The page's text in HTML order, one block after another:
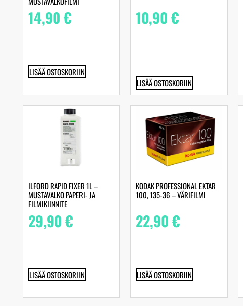
14,90€
LISÄÄ OSTOSKORIIN
10,90€
LISÄÄ OSTOSKORIIN
ILFORD RAPID FIXER 1L –
MUSTAVALKO PAPERI- JA
FILMIKIINNITE
29,90€
LISÄÄ OSTOSKORIIN
KODAK PROFESSIONAL EKTAR
100, 135-36 – VÄRIFILMI
22,90€
LISÄÄ OSTOSKORIIN